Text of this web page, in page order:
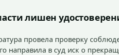
лишен
провела проверку
направила в суд иск о